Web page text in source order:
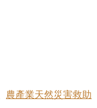
農產業天然災害救助